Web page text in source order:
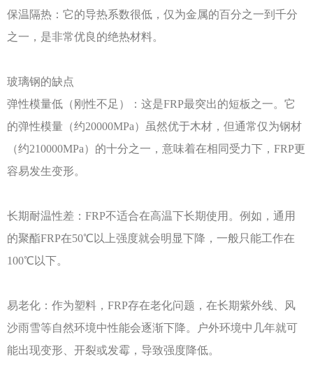
保温隔热：它的导热系数很低，仅为金属的百分之一到千分
之一，是非常优良的绝热材料。
玻璃钢的缺点
弹性模量低（刚性不足）：这是FRP最突出的短板之一。它
的弹性模量（约20000MPa）虽然优于木材，但通常仅为钢材
（约210000MPa）的十分之一，意味着在相同受力下，FRP更
容易发生变形。
长期耐温性差： FRP不适合在高温下长期使用。例如，通用
的聚酯FRP在50℃以上强度就会明显下降，一般只能工作在
100℃以下。
易老化：作为塑料， FRP存在老化问题，在长期紫外线、风
沙雨雪等自然环境中性能会逐渐下降。户外环境中几年就可
能出现变形、开裂或发霉，导致强度降低。